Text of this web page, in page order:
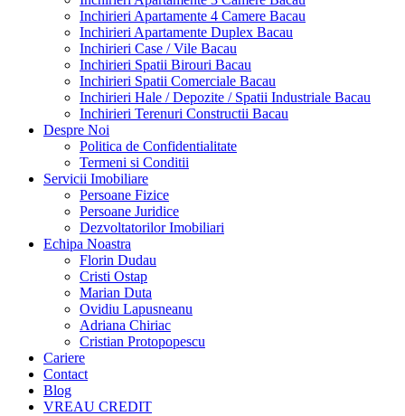
Inchirieri Apartamente 4 Camere Bacau
Inchirieri Apartamente Duplex Bacau
Inchirieri Case / Vile Bacau
Inchirieri Spatii Birouri Bacau
Inchirieri Spatii Comerciale Bacau
Inchirieri Hale / Depozite / Spatii Industriale Bacau
Inchirieri Terenuri Constructii Bacau
Despre Noi
Politica de Confidentialitate
Termeni si Conditii
Servicii Imobiliare
Persoane Fizice
Persoane Juridice
Dezvoltatorilor Imobiliari
Echipa Noastra
Florin Dudau
Cristi Ostap
Marian Duta
Ovidiu Lapusneanu
Adriana Chiriac
Cristian Protopopescu
Cariere
Contact
Blog
VREAU CREDIT